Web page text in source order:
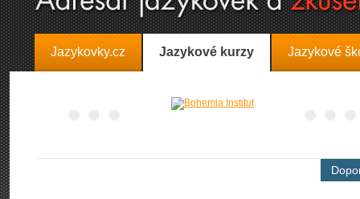
Jazykovky.cz Jazykové kurzy Jazykové